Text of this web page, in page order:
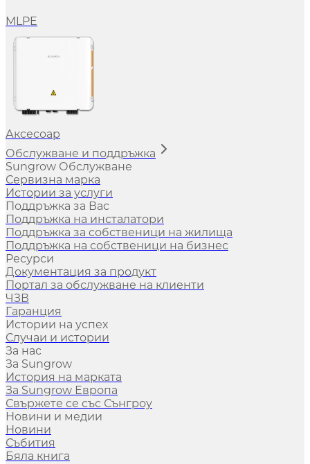
MLPE
Аксесоар
Обслужване и поддръжка
Sungrow Обслужване
Сервизна марка
Истории за услуги
Поддръжка за Вас
Поддръжка на инсталатори
Поддръжка за собственици на жилища
Поддръжка на собственици на бизнес
Ресурси
Документация за продукт
Портал за обслужване на клиенти
ЧЗВ
Гаранция
Истории на успех
Случаи и истории
За нас
За Sungrow
История на марката
За Sungrow Европа
Свържете се със Сънгроу
Новини и медии
Новини
Събития
Бяла книга